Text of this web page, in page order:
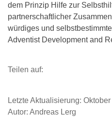
dem Prinzip Hilfe zur
partnerschaftlicher
würdiges und
Adventist Development and
Teilen auf:
Letzte Aktualisierung:
Autor: Andreas Lerg